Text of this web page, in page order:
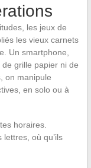
les jeux de
les vieux carnets
Un smartphone,
grille papier ni de
on manipule
en solo ou à
horaires.
où qu’ils